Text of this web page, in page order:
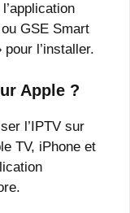
GSE Smart
l’installer.
Apple ?
l’IPTV sur
TV, iPhone et